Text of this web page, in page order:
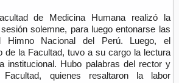
de Medicina Humana realizó la
solemne, para luego entonarse las
Himno Nacional del Perú. Luego, el
de la Facultad, tuvo a su cargo la lectura
institucional. Hubo palabras del rector y
quienes resaltaron la labor